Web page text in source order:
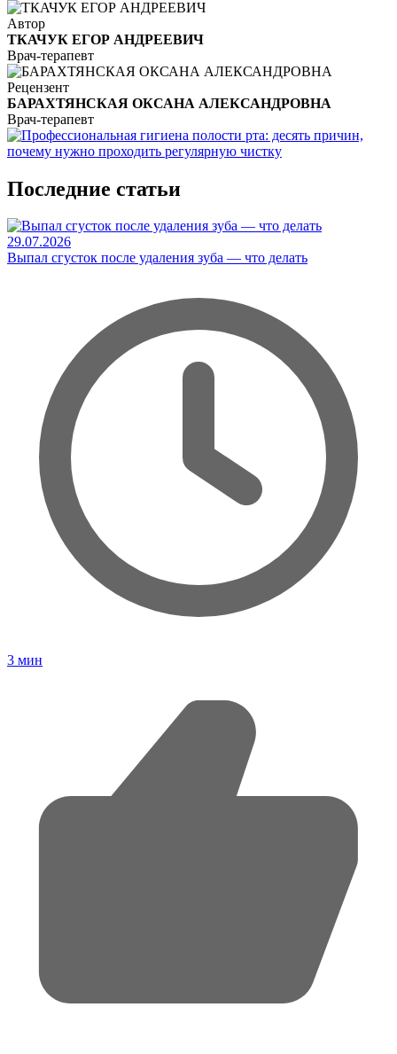
Автор
ТКАЧУК ЕГОР АНДРЕЕВИЧ
Врач-терапевт
Рецензент
БАРАХТЯНСКАЯ ОКСАНА АЛЕКСАНДРОВНА
Врач-терапевт
Последние статьи
29.07.2026
Выпал сгусток после удаления зуба — что делать
3 мин